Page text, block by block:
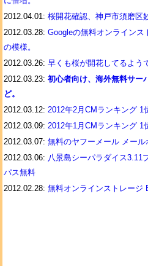
2012.04.01: 桜開花確認、神戸市須磨区
2012.03.28: Googleの無料オンラインス
の模様。
2012.03.26: 早くも桜が開花してるよう
2012.03.23: 初心者向け、海外無料サー
ど。
2012.03.12: 2012年2月CMランキング 1
2012.03.09: 2012年1月CMランキング
2012.03.07: 無料のヤフーメール メール
2012.03.06: 八景島シーパラダイス3.11
パス無料
2012.02.28: 無料オンラインストレージ